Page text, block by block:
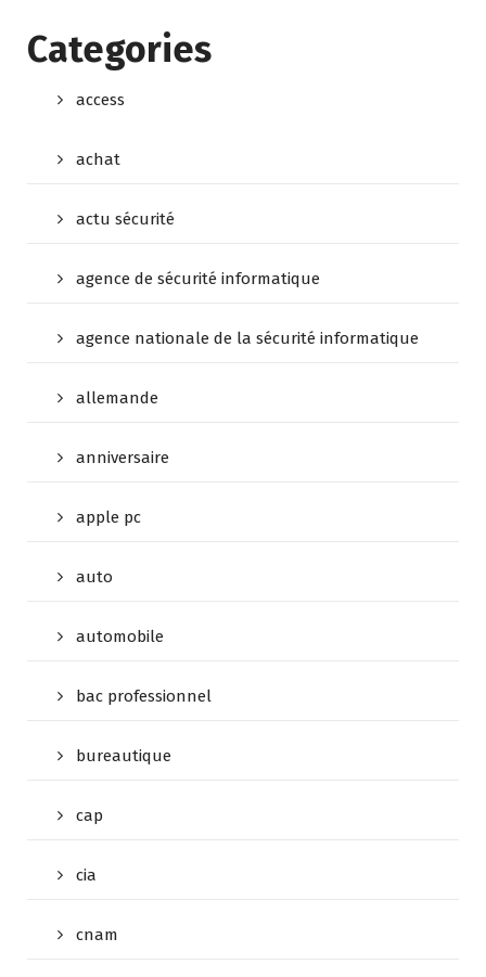
Categories
access
achat
actu sécurité
agence de sécurité informatique
agence nationale de la sécurité informatique
allemande
anniversaire
apple pc
auto
automobile
bac professionnel
bureautique
cap
cia
cnam